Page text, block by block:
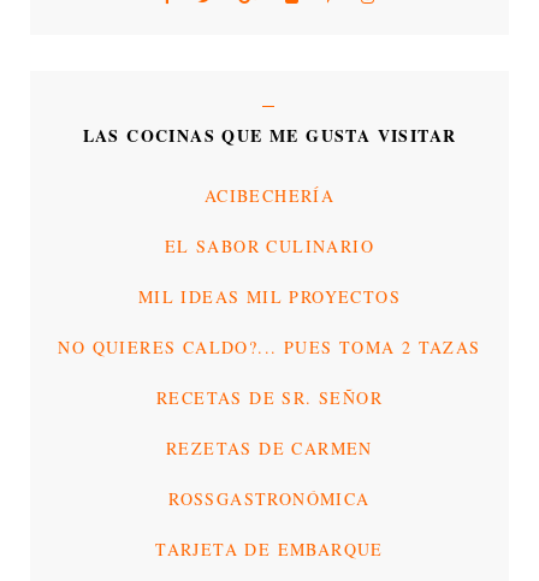
LAS COCINAS QUE ME GUSTA VISITAR
ACIBECHERÍA
EL SABOR CULINARIO
MIL IDEAS MIL PROYECTOS
NO QUIERES CALDO?... PUES TOMA 2 TAZAS
RECETAS DE SR. SEÑOR
REZETAS DE CARMEN
ROSSGASTRONÓMICA
TARJETA DE EMBARQUE